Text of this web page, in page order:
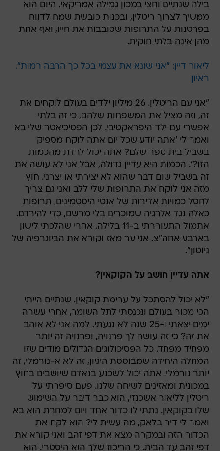
בילה שנתיים וחצי במכון גמילה אמריקאי. היום הוא
ממשיך לצרוך ריטלין, ובכנות כובשת שמח לדווח
בפרטנות על התרופות שסובבות את חייו, ואף אחת
מהן אינה בלתי חוקית.
ליאור דיין: "אני שונא את עצמי בכל כך הרבה רמות".
ראיון
"אני עם הריטלין. 26 מיליון ילדים בעולם לוקחים את
זה, וזה מציל את המשפחות שלהם, כי זה בלתי
אפשרי עם ילד היפראקטיבי. לכן הפסיכיאטר שלי בא
ואמר לי 'אתה יודע שכל יום אתה לוקח מספיק
בשביל בית ספר שלם? אתה יכול לרדת מהכמות
הזו?'. הכמות היא עדיין גדולה, אבל אני לא עושה את
זה בשביל שום דבר שהוא לא יצירתי או יצרני. חוץ
מזה אני לוקח את התרופות שלי ללב ואני גם צריך
לחסל כמויות אדירות של אנטי היסטמינים, תרופות
כאלה נגד אלרגיה שמוכרים בלי מרשם, כדי להירדם.
אתמול התעוררתי ב-11 בלילה. אחרי שהלכתי לישון
בארבע אחה"צ. אני ער מאז וקורא את הביוגרפיה של
ניוטון".
אתה עדיין חושב על הקוקאין?
"לא יכול להסתכל על ערימת קוקאין. שנתיים הייתי
הכי מכור בעולם ונכנסתי לתל השומר, אחרי עשרה
ימים יצאתי ו-25 שנה לא נגעתי. למה אני לא אוהב
את זה? כי זה עושה לך פרנויה, ופרנויה זה יותר
מפחיד מפחד. כל הפסיכולוגים הגדולים מודים שזו
המחלה היחידה שמבוססת היגיון, זה לא א-נורמלי, זה
יותר נורמלי. אתה יכול לשכנע בנאדם שיושבים בחוץ
במכונית ומאזינים לשיחה שלנו. פעם סיפרתי על
ריטלין לליאור אשכנזי, הוא כבר דיבר על השימוש
שלו בקוקאין. נתתי לו כדור אחד ויום למחרת הוא בא
ואמר לי דיר בלאק, מה עשית לי? הוא לקח את
הכדור הזה ובמקרה מצא את דפי זהב ואני קורא את
דפי זהב עד הבית. כי הריכוז שלך הוא היסטרי. הוא